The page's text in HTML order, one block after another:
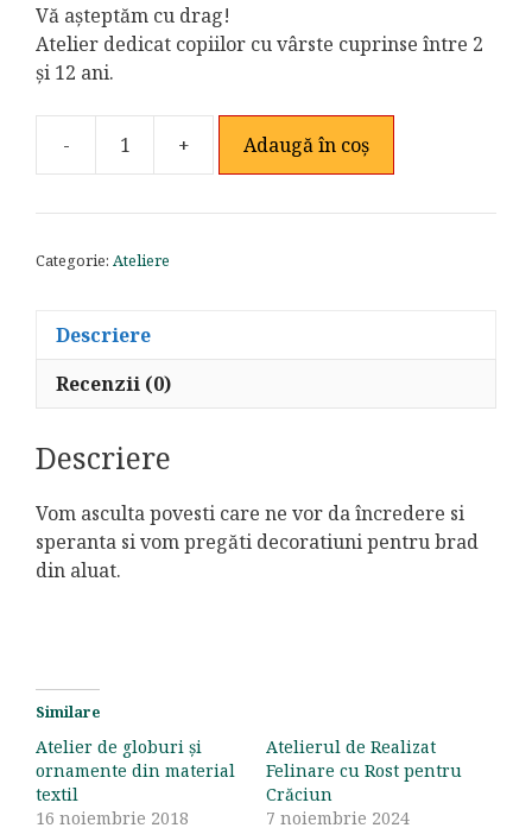
Vă așteptăm cu drag!
Atelier dedicat copiilor cu vârste cuprinse între 2
și 12 ani.
-
Cantitate
de
+ Adaugă în coș
Categorie: Ateliere
Descriere
Recenzii (0)
Descriere
Vom asculta povesti care ne vor da încredere si
speranta si vom pregăti decoratiuni pentru brad
din aluat.
Similare
Atelier de globuri și
ornamente din material
textil
16 noiembrie 2018
Atelierul de Realizat
Felinare cu Rost pentru
Crăciun
7 noiembrie 2024